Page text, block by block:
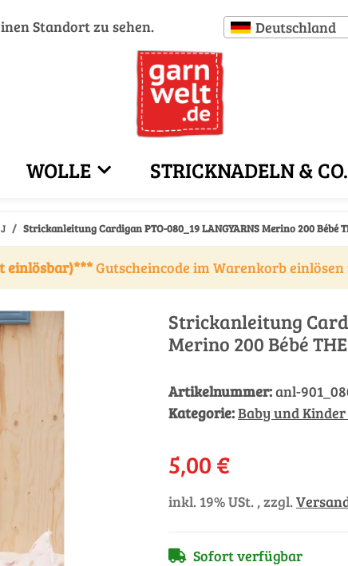
Standort zu sehen. Deutschland
WOLLE STRICKNADELN & CO.
Strickanleitung Cardigan PTO-080_19 LANGYARNS Merino 200 Bébé
einlösbar)***Gutscheincode im Warenkorb einlösen
Strickanleitung
Merino 200 Bébé
Artikelnummer:anl-
Kategorie:Baby und Kinder
5,00 €
inkl. 19% USt. , zzgl.
Sofort verfügbar